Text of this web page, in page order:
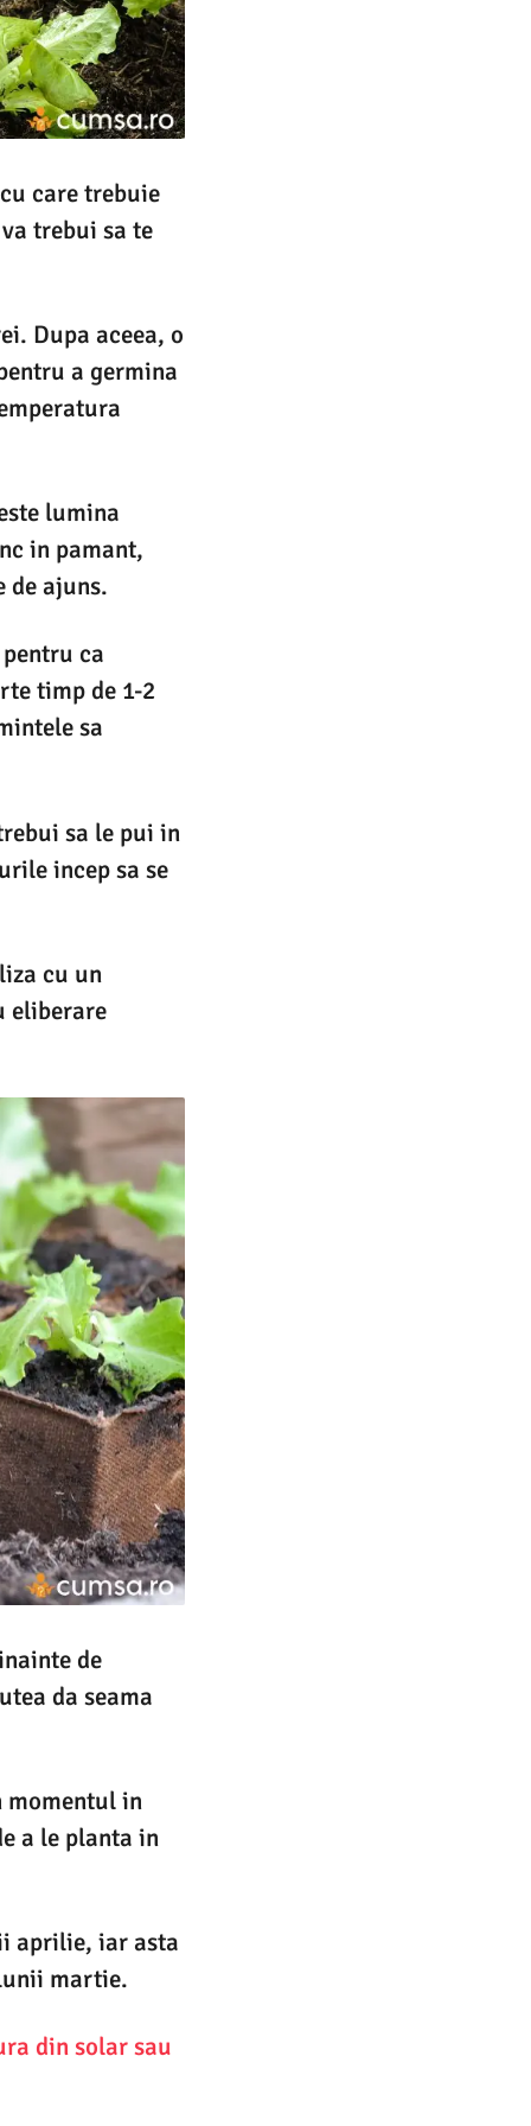
care trebuie
trebui sa te
Dupa aceea, o
a germina
lumina
in pamant,
de ajuns.
ca
timp de 1-2
sa
sa le pui in
incep sa se
cu un
eliberare
de
da seama
momentul in
a le planta in
aprilie, iar asta
martie.
din solar sau